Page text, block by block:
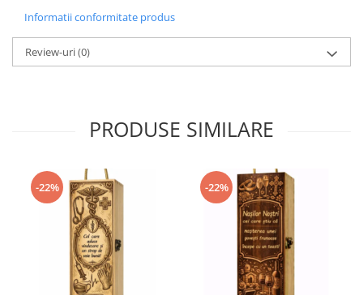
Informatii conformitate produs
Review-uri(0)
PRODUSE SIMILARE
-22% -22%